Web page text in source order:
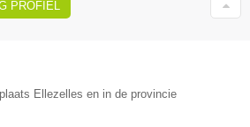
PROFIEL
Ellezelles en in de provincie